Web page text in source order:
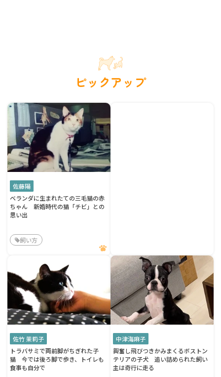
ピックアップ
佐藤陽
ベランダに生まれたての三毛猫の赤
ちゃん 新婚時代の猫「チビ」との
思い出
飼い方
佐竹 茉莉子
トラバサミで両前脚がちぎれた子
猫 今では後ろ脚で歩き、トイレも
食事も自分で
中津海麻子
興奮し飛びつきかみまくるボストン
テリアの子犬 追い詰められた飼い
主は奇行に走る